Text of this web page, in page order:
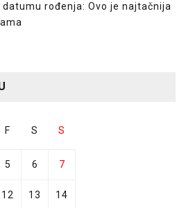
rođenja: Ovo je najtačnija
F S S
5 6 7
12 13 14